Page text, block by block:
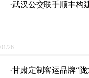
·武汉公交联手顺丰构
26
·甘肃定制客运品牌“